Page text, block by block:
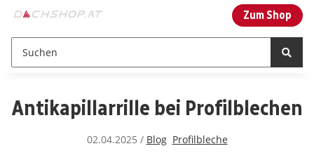
Zum Shop
Antikapillarrille bei Profilblechen
02.04.2025 / Blog Profilbleche